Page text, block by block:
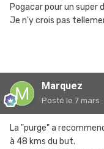
Pogacar pour un super
Je n'y crois pas
Marquez
Posté le 7 mars
La "purge" a
à 48 kms du but.